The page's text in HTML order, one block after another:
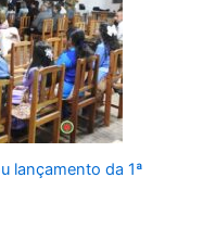
lançamento da 1ª